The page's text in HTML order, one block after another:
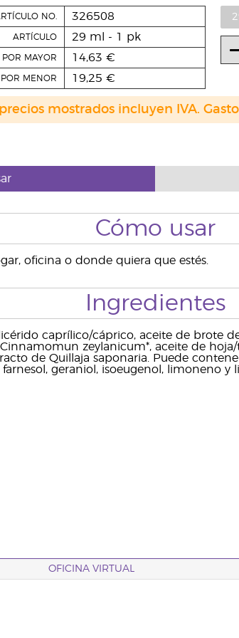
NO. 326508
ARTÍCULO 29 ml - 1 pk
POR MAYOR 14,63 €
MENOR 19,25 €
mostrados incluyen IVA.
Cómo usar
oficina o donde quiera que estés.
Ingredientes
caprílico/cáprico, aceite de brote
zeylanicum*, aceite de
de Quillaja saponaria. Puede
geraniol, isoeugenol, limoneno y
OFICINA VIRTUAL